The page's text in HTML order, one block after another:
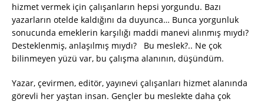
hizmet vermek için çalışanların hepsi yorgundu. Bazı
yazarların otelde kaldığını da duyunca… Bunca yorgunluk
sonucunda emeklerin karşılığı maddi manevi alınmış mıydı?
Desteklenmiş, anlaşılmış mıydı? Bu meslek?.. Ne çok
bilinmeyen yüzü var, bu çalışma alanının, düşündüm.
Yazar, çevirmen, editör, yayınevi çalışanları hizmet alanında
görevli her yaştan insan. Gençler bu meslekte daha çok